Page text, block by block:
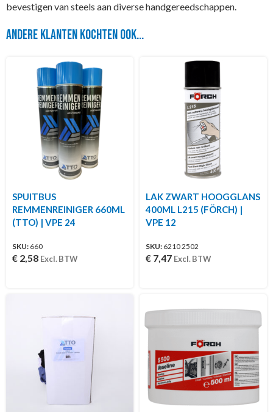
bevestigen van steels aan diverse handgereedschappen.
Andere klanten kochten ook...
SPUITBUS
REMMENREINIGER 660ML
(TTO) | VPE 24
SKU: 660
€ 2,58 Excl. BTW
LAK ZWART HOOGGLANS
400ML L215 (FÖRCH) |
VPE 12
SKU: 6210 2502
€ 7,47 Excl. BTW